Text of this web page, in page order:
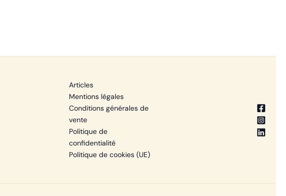
Articles
Mentions légales
Conditions générales de
vente
Politique de
confidentialité
Politique de cookies (UE)